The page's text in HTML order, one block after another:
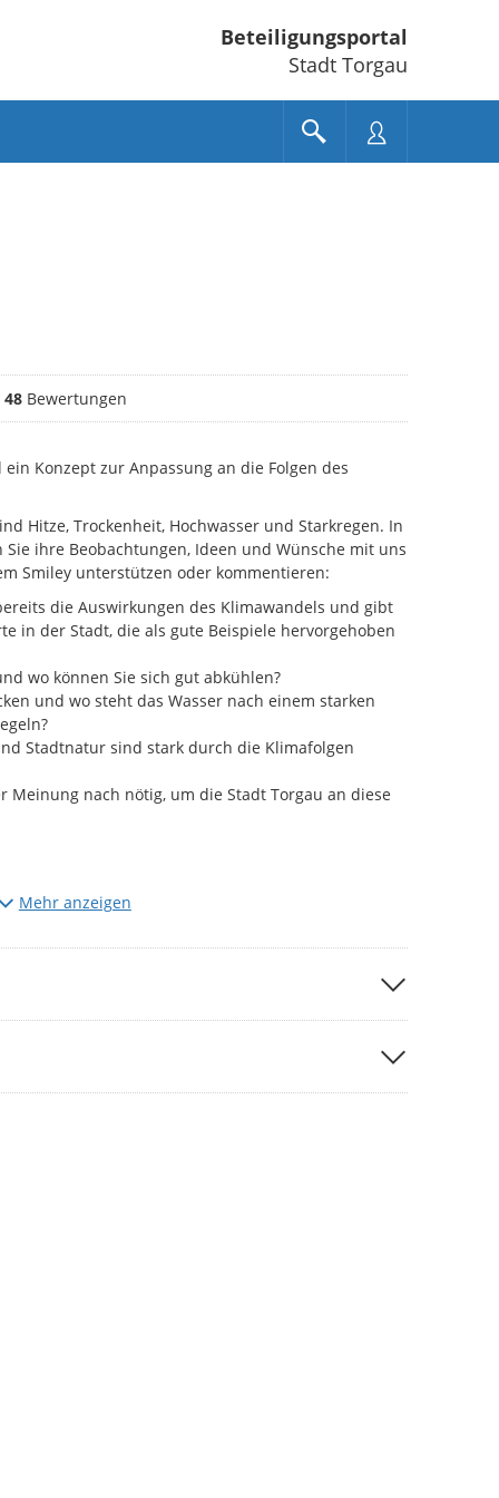
Beteiligungsportal
Stadt Torgau
48Bewertungen
Konzept zur Anpassung an die Folgen des
Hitze, Trockenheit, Hochwasser und Starkregen. In
ihre Beobachtungen, Ideen und Wünsche mit uns
Smiley unterstützen oder kommentieren:
die Auswirkungen des Klimawandels und gibt
in der Stadt, die als gute Beispiele hervorgehoben
wo können Sie sich gut abkühlen?
und wo steht das Wasser nach einem starken
Stadtnatur sind stark durch die Klimafolgen
Meinung nach nötig, um die Stadt Torgau an diese
Mehr anzeigen